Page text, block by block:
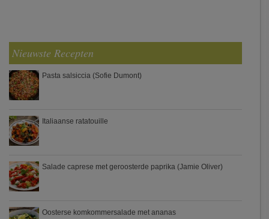
Nieuwste Recepten
Pasta salsiccia (Sofie Dumont)
Italiaanse ratatouille
Salade caprese met geroosterde paprika (Jamie Oliver)
Oosterse komkommersalade met ananas